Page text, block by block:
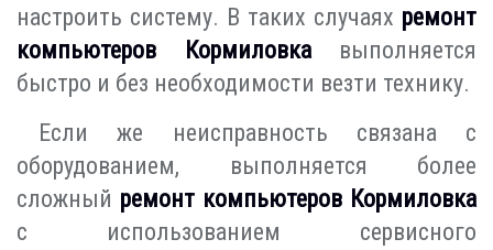
настроить систему. В таких случаях ремонт
компьютеров Кормиловкавыполняется
быстро и без необходимости везти технику.
Если же неисправность связана с
оборудованием, выполняется более
сложный ремонт компьютеров Кормиловка
с использованием сервисного